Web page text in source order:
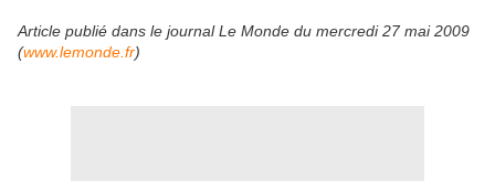
Article publié dans le journal Le Monde du mercredi 27 mai 2009
(www.lemonde.fr)